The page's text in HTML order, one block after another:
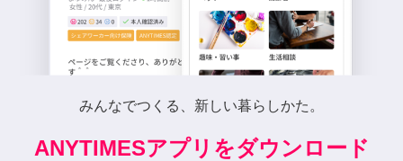
みんなでつくる、新しい暮らしかた。
ANYTIMESアプリをダウンロード